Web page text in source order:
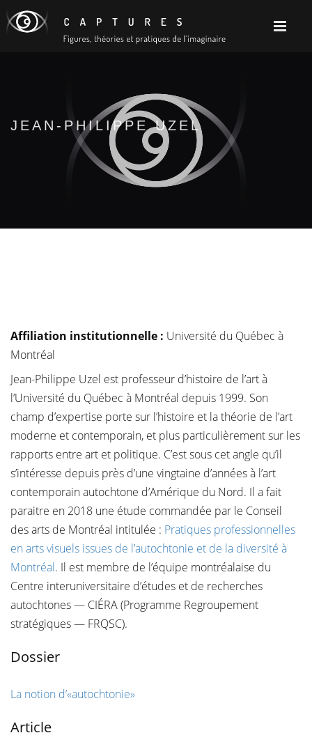
JEAN-PHILIPPE UZEL
Affiliation institutionnelle : Université du Québec à
Montréal
Jean-Philippe Uzel est professeur d’histoire de l’art à
l’Université du Québec à Montréal depuis 1999. Son
champ d’expertise porte sur l’histoire et la théorie de l’art
moderne et contemporain, et plus particulièrement sur les
rapports entre art et politique. C’est sous cet angle qu’il
s’intéresse depuis près d’une vingtaine d’années à l’art
contemporain autochtone d’Amérique du Nord. Il a fait
paraitre en 2018 une étude commandée par le Conseil
des arts de Montréal intitulée : Pratiques professionnelles
en arts visuels issues de l’autochtonie et de la diversité à
Montréal. Il est membre de l’équipe montréalaise du
Centre interuniversitaire d’études et de recherches
autochtones — CIÉRA (Programme Regroupement
stratégiques — FRQSC).
Dossier
La notion d’«autochtonie»
Article